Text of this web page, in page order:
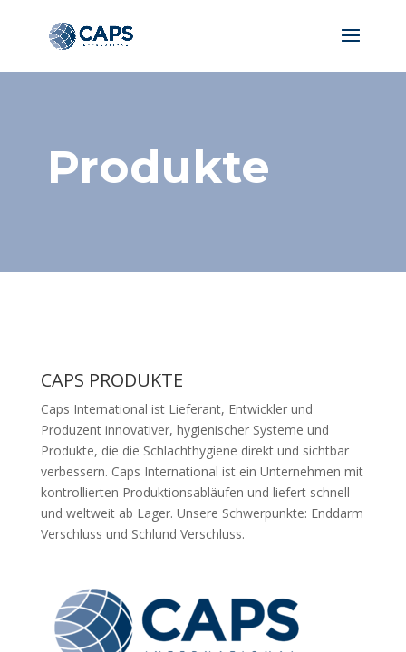
Produkte
CAPS PRODUKTE
Caps International ist Lieferant, Entwickler und
Produzent innovativer, hygienischer Systeme und
Produkte, die die Schlachthygiene direkt und sichtbar
verbessern. Caps International ist ein Unternehmen mit
kontrollierten Produktionsabläufen und liefert schnell
und weltweit ab Lager. Unsere Schwerpunkte: Enddarm
Verschluss und Schlund Verschluss.